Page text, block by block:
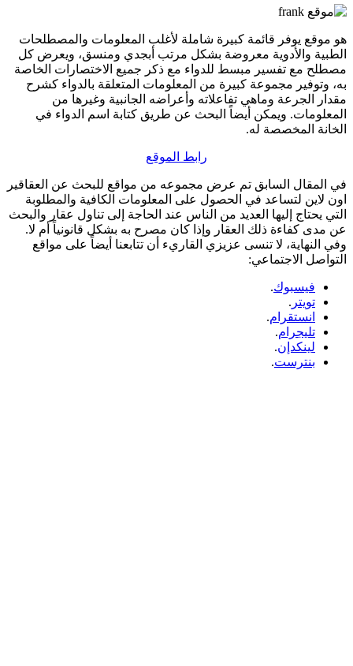
هو موقع يوفر قائمة كبيرة شاملة لأغلب المعلومات والمصطلحات
الطبية والأدوية معروضة بشكل مرتب أبجدي ومنسق، ويعرض كل
مصطلح مع تفسير مبسط للدواء مع ذكر جميع الاختصارات الخاصة
به، وتوفير مجموعة كبيرة من المعلومات المتعلقة بالدواء كشرح
مقدار الجرعة وماهي تفاعلاته وأعراضه الجانبية وغيرها من
المعلومات. ويمكن أيضاً البحث عن طريق كتابة اسم الدواء في
الخانة المخصصة له.
رابط الموقع
في المقال السابق تم عرض مجموعه من مواقع للبحث عن العقاقير
اون لاين لتساعد في الحصول على المعلومات الكافية والمطلوبة
التي يحتاج إليها العديد من الناس عند الحاجة إلى تناول عقار والبحث
عن مدى كفاءة ذلك العقار وإذا كان مصرح به بشكل قانونياً أم لا.
وفي النهاية، لا تنسى عزيزي القاريء أن تتابعنا أيضاً على مواقع
التواصل الاجتماعي:
فيسبوك.
تويتر .
انستقرام.
تليجرام.
لينكدإن.
بنترست.